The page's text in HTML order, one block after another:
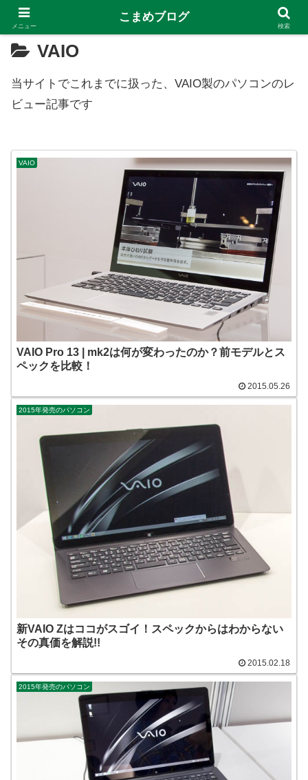
VAIO
当サイトでこれまでに扱った、VAIO製のパソコンのレ
ビュー記事です
VAIO
VAIO Pro 13 | mk2は何が変わったのか？前モデルとス
ペックを比較！
2015.05.26
2015年発売のパソコン
新VAIO Zはココがスゴイ！スペックからはわからない
その真価を解説!!
2015.02.18
2015年発売のパソコン
メニュー
こまめブログ
検索